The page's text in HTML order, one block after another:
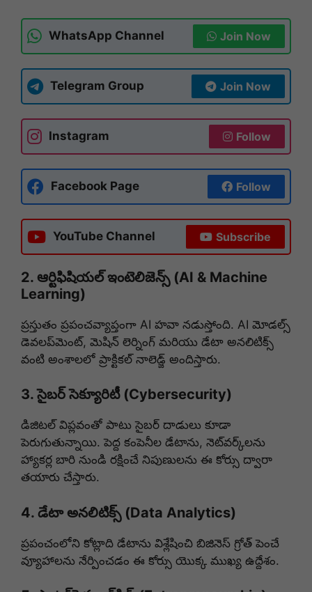
WhatsApp Channel Join Now
Telegram Group Join Now
Instagram Follow
Facebook Page Follow
YouTube Channel Subscribe
2. ఆర్టిఫిషియల్ ఇంటెలిజెన్స్ (AI & Machine
Learning)
ప్రస్తుతం ప్రపంచవ్యాప్తంగా AI హవా నడుస్తోంది. AI మోడల్స్
డెవలప్‌మెంట్, మెషిన్ లెర్నింగ్ మరియు డేటా అనలిటిక్స్
వంటి అంశాలలో ప్రాక్టికల్ నాలెడ్జ్ అందిస్తారు.
3. సైబర్ సెక్యూరిటీ (Cybersecurity)
డిజిటల్ విప్లవంతో పాటు సైబర్ దాడులు కూడా
పెరుగుతున్నాయి. పెద్ద కంపెనీల డేటాను, నెట్‌వర్క్‌లను
హ్యాకర్ల బారి నుండి రక్షించే నిపుణులను ఈ కోర్సు ద్వారా
తయారు చేస్తారు.
4. డేటా అనలిటిక్స్ (Data Analytics)
ప్రపంచంలోని కోట్లాది డేటాను విశ్లేషించి బిజినెస్ గ్రోత్ పెంచే
వ్యూహాలను నేర్పించడం ఈ కోర్సు యొక్క ముఖ్య ఉద్దేశం.